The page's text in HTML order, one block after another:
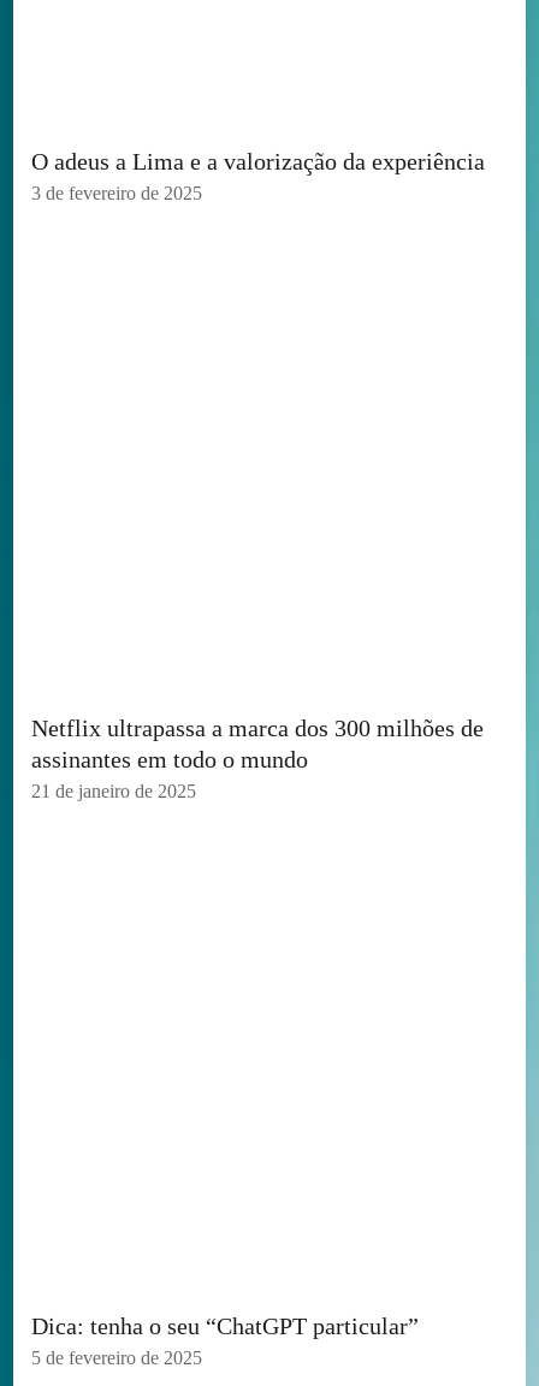
O adeus a Lima e a valorização da experiência
3 de fevereiro de 2025
Netflix ultrapassa a marca dos 300 milhões de
assinantes em todo o mundo
21 de janeiro de 2025
Dica: tenha o seu “ChatGPT particular”
5 de fevereiro de 2025